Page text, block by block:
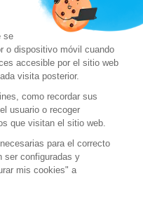
se
o dispositivo móvil cuando
accesible por el sitio web
visita posterior.
como recordar sus
usuario o recoger
que visitan el sitio web.
para el correcto
ser configuradas y
mis cookies" a